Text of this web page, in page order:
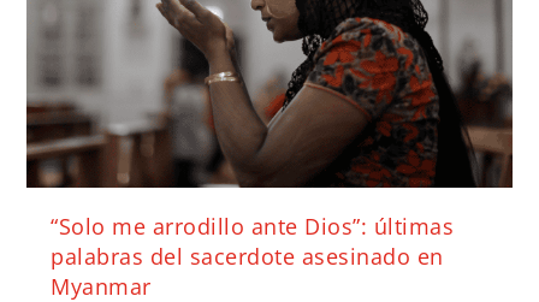
“Solo me arrodillo ante Dios”: últimas
palabras del sacerdote asesinado en
Myanmar